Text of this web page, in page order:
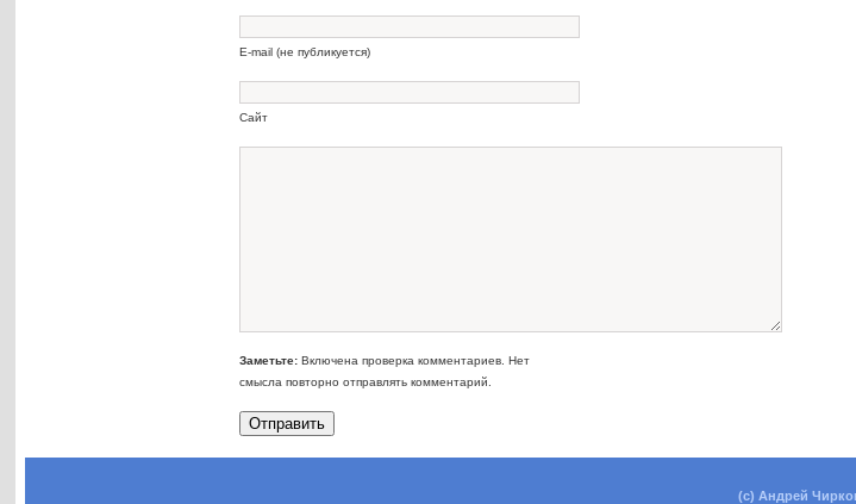
E-mail (не публикуется)
Сайт
Заметьте: Включена проверка комментариев. Нет
смысла повторно отправлять комментарий.
(c) Андрей